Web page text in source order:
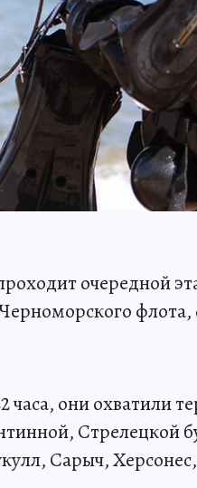
очередной
часа, они охватили
Стрелецкой
Сарыч,